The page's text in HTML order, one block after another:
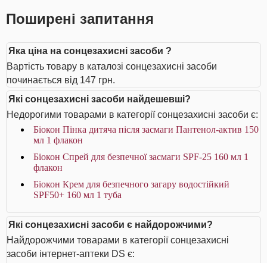
Поширені запитання
Яка ціна на сонцезахисні засоби ?
Вартість товару в каталозі сонцезахисні засоби
починається від 147 грн.
Які сонцезахисні засоби найдешевші?
Недорогими товарами в категорії сонцезахисні засоби є:
Біокон Пінка дитяча після засмаги Пантенол-актив 150
мл 1 флакон
Біокон Спрей для безпечної засмаги SPF-25 160 мл 1
флакон
Біокон Крем для безпечного загару водостійкий
SPF50+ 160 мл 1 туба
Які сонцезахисні засоби є найдорожчими?
Найдорожчими товарами в категорії сонцезахисні
засоби інтернет-аптеки DS є: